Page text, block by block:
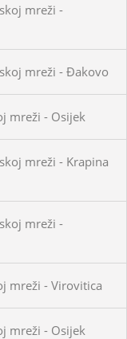
mreži -
mreži - Đakovo
mreži - Osijek
mreži - Krapina
mreži -
mreži - Virovitica
mreži - Osijek